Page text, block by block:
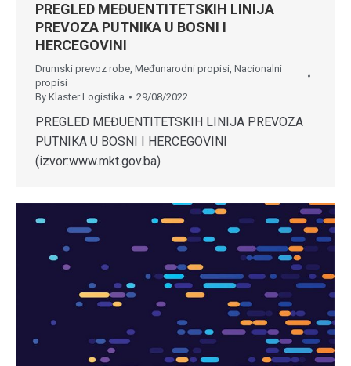
PREGLED MEĐUENTITETSKIH LINIJA
PREVOZA PUTNIKA U BOSNI I
HERCEGOVINI
Drumski prevoz robe, Međunarodni propisi, Nacionalni
propisi
By Klaster Logistika 29/08/2022
PREGLED MEĐUENTITETSKIH LINIJA PREVOZA
PUTNIKA U BOSNI I HERCEGOVINI
(izvor:www.mkt.gov.ba)